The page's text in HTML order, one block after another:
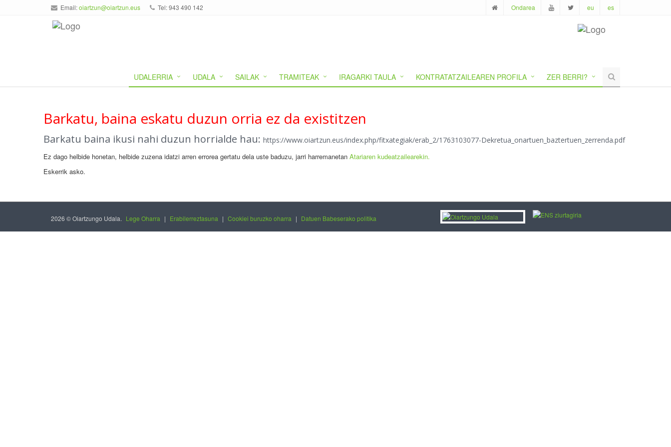
Email:oiartzun@oiartzun.eus Tel: 943 490 142 Ondarea eu es
UDALERRIA UDALA SAILAK TRAMITEAK IRAGARKI TAULA KONTRATATZAILEAREN PROFILA ZER BERRI?
Barkatu, baina eskatu duzun orria ez da existitzen
Barkatu baina ikusi nahi duzun horrialde hau: https://www.oiartzun.eus/index.php/fitxategiak/erab_2/1763103077-Dekretua_onartuen_baztertuen_zerrenda.pdf
Ez dago helbide honetan, helbide zuzena idatzi arren errorea gertatu dela uste baduzu, jarri harremanetan Atariaren kudeatzailearekin.
Eskerrik asko.
2026 © Oiartzungo Udala. Lege Oharra | Erabilerreztasuna | Cookiei buruzko oharra | Datuen Babeserako politika